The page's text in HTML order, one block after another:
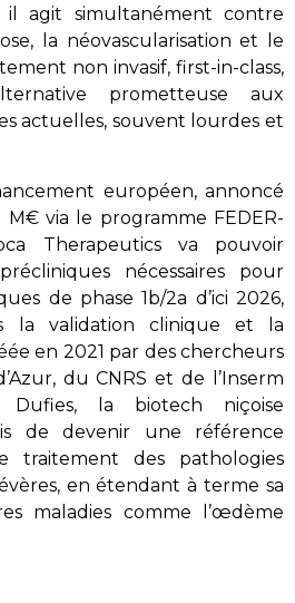
il agit simultanément contre
la néovascularisation et le
non invasif, first-in-class,
prometteuse aux
actuelles, souvent lourdes et
européen, annoncé
M€ via le programme FEDER-
Therapeutics va pouvoir
nécessaires pour
de phase 1b/2a d’ici 2026,
la validation clinique et la
en 2021 par des chercheurs
du CNRS et de l’Inserm
la biotech niçoise
de devenir une référence
traitement des pathologies
en étendant à terme sa
maladies comme l’œdème